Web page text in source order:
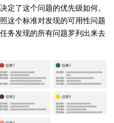
定了这个问题的优先级如何。
这个标准对发现的可用性问题
务发现的所有问题罗列出来去